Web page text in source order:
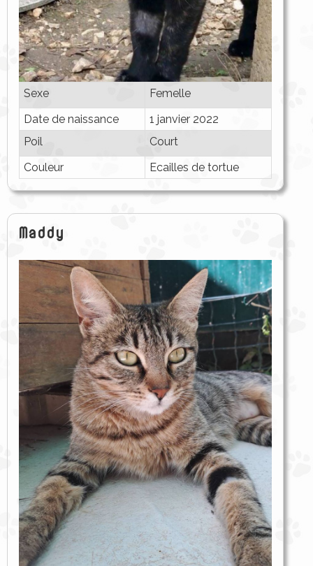
Sexe
Femelle
Date de naissance
1 janvier 2022
Poil
Court
Couleur
Ecailles de tortue
Maddy